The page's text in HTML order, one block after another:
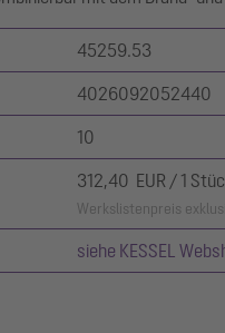
45259.53
4026092052440
10
312,40 EUR / 1
Werkslistenpreis
siehe KESSEL